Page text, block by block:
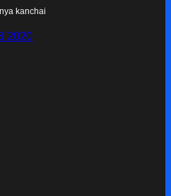
kanchai
2020